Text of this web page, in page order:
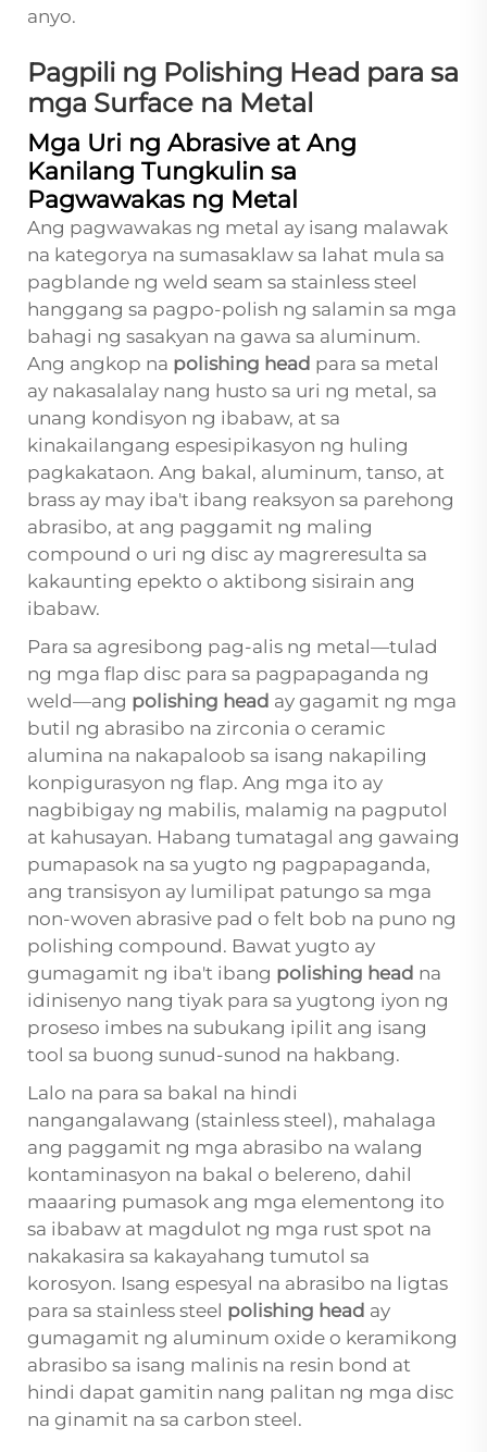
anyo.
Pagpili ng Polishing Head para sa
mga Surface na Metal
Mga Uri ng Abrasive at Ang
Kanilang Tungkulin sa
Pagwawakas ng Metal
Ang pagwawakas ng metal ay isang malawak
na kategorya na sumasaklaw sa lahat mula sa
pagblande ng weld seam sa stainless steel
hanggang sa pagpo-polish ng salamin sa mga
bahagi ng sasakyan na gawa sa aluminum.
Ang angkop na polishing head para sa metal
ay nakasalalay nang husto sa uri ng metal, sa
unang kondisyon ng ibabaw, at sa
kinakailangang espesipikasyon ng huling
pagkakataon. Ang bakal, aluminum, tanso, at
brass ay may iba't ibang reaksyon sa parehong
abrasibo, at ang paggamit ng maling
compound o uri ng disc ay magreresulta sa
kakaunting epekto o aktibong sisirain ang
ibabaw.
Para sa agresibong pag-alis ng metal—tulad
ng mga flap disc para sa pagpapaganda ng
weld—ang polishing head ay gagamit ng mga
butil ng abrasibo na zirconia o ceramic
alumina na nakapaloob sa isang nakapiling
konpigurasyon ng flap. Ang mga ito ay
nagbibigay ng mabilis, malamig na pagputol
at kahusayan. Habang tumatagal ang gawaing
pumapasok na sa yugto ng pagpapaganda,
ang transisyon ay lumilipat patungo sa mga
non-woven abrasive pad o felt bob na puno ng
polishing compound. Bawat yugto ay
gumagamit ng iba't ibang polishing head na
idinisenyo nang tiyak para sa yugtong iyon ng
proseso imbes na subukang ipilit ang isang
tool sa buong sunud-sunod na hakbang.
Lalo na para sa bakal na hindi
nangangalawang (stainless steel), mahalaga
ang paggamit ng mga abrasibo na walang
kontaminasyon na bakal o belereno, dahil
maaaring pumasok ang mga elementong ito
sa ibabaw at magdulot ng mga rust spot na
nakakasira sa kakayahang tumutol sa
korosyon. Isang espesyal na abrasibo na ligtas
para sa stainless steel polishing head ay
gumagamit ng aluminum oxide o keramikong
abrasibo sa isang malinis na resin bond at
hindi dapat gamitin nang palitan ng mga disc
na ginamit na sa carbon steel.